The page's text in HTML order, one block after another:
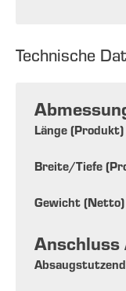
Technische
Länge (Produkt)
Breite/Tiefe
Gewicht (Netto)
Anschluss